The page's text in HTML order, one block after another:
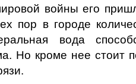
войны его
пор в городе
вода
Но кроме нее стоит